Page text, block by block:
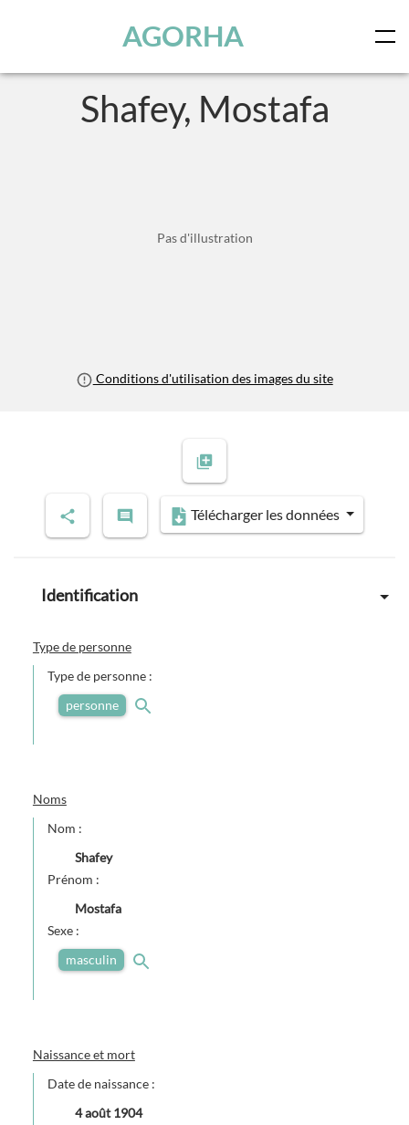
AGORHA
Shafey, Mostafa
Pas d'illustration
Conditions d'utilisation des images du site
Télécharger les données
Identification
Type de personne
Type de personne :
personne
Noms
Nom :
Shafey
Prénom :
Mostafa
Sexe :
masculin
Naissance et mort
Date de naissance :
4 août 1904